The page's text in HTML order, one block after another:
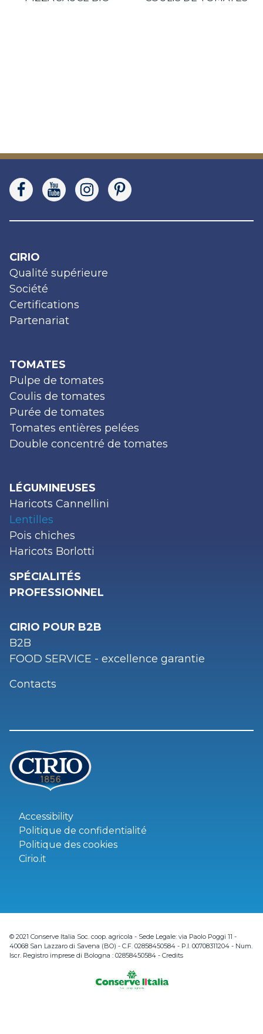
CIRIO
Qualité supérieure
Société
Certifications
Partenariat
TOMATES
Pulpe de tomates
Coulis de tomates
Purée de tomates
Tomates entières pelées
Double concentré de tomates
LÉGUMINEUSES
Haricots Cannellini
Lentilles
Pois chiches
Haricots Borlotti
SPÉCIALITÉS
PROFESSIONNEL
CIRIO POUR B2B
B2B
FOOD SERVICE - excellence garantie
Contacts
Accessibility
Politique de confidentialité
Politique des cookies
Cirio.it
© 2021 Conserve Italia Soc. coop. agricola - Sede Legale: via Paolo Poggi 11 -
40068 San Lazzaro di Savena (BO) - C.F. 02858450584 - P.I. 00708311204 - Num.
Iscr. Registro imprese di Bologna : 02858450584 - Credits